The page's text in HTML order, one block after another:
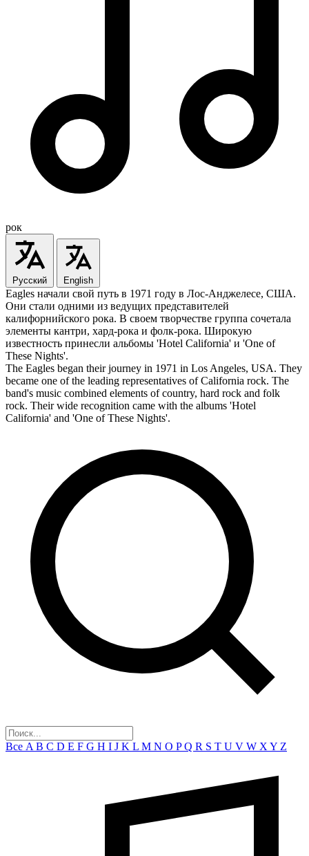
рок
Русский English
Eagles начали свой путь в 1971 году в Лос-Анджелесе, США.
Они стали одними из ведущих представителей
калифорнийского рока. В своем творчестве группа сочетала
элементы кантри, хард-рока и фолк-рока. Широкую
известность принесли альбомы 'Hotel California' и 'One of
These Nights'.
The Eagles began their journey in 1971 in Los Angeles, USA. They
became one of the leading representatives of California rock. The
band's music combined elements of country, hard rock and folk
rock. Their wide recognition came with the albums 'Hotel
California' and 'One of These Nights'.
Все A B C D E F G H I J K L M N O PQ R S T U V W X Y Z